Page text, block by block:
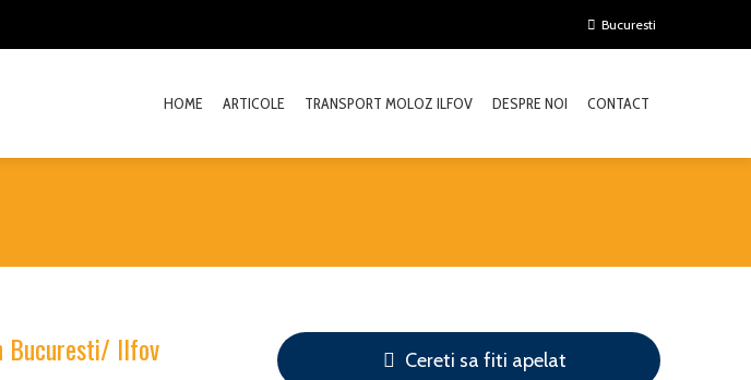
Bucuresti
HOME ARTICOLE TRANSPORT MOLOZ ILFOV DESPRE NOI CONTACT
Bucuresti/ Ilfov Cereti sa fiti apelat